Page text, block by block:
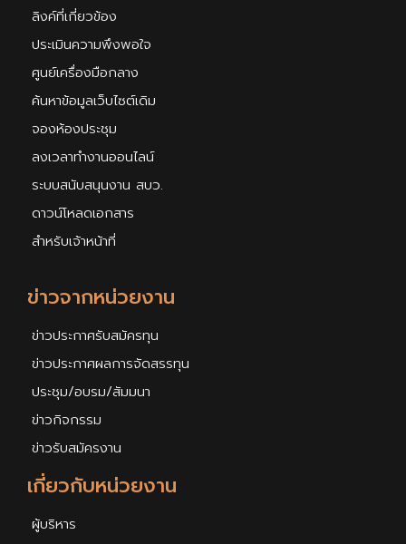
เกี่ยวกับหน่วยงาน
ผู้บริหาร
ข่าวจากหน่วยงาน
ข่าวประกาศรับสมัครทุน
ข่าวประกาศผลการจัดสรรทุน
ประชุม/อบรม/สัมมนา
ข่าวกิจกรรม
ข่าวรับสมัครงาน
ลิงค์ที่เกี่ยวข้อง
ประเมินความพึงพอใจ
ศูนย์เครื่องมือกลาง
ค้นหาข้อมูลเว็บไซต์เดิม
จองห้องประชุม
ลงเวลาทำงานออนไลน์
ระบบสนับสนุนงาน สบว.
ดาวน์โหลดเอกสาร
สำหรับเจ้าหน้าที่